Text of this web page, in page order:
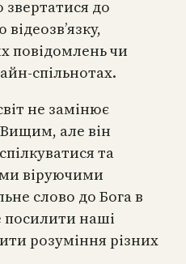
до
повідомлень чи
спільнотах.
не замінює
але він
та
віруючими
слово до Бога в
посилити наші
розуміння різних